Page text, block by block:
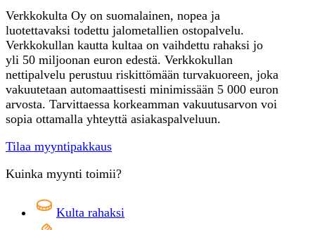
Verkkokulta Oy on suomalainen, nopea ja
luotettavaksi todettu jalometallien ostopalvelu.
Verkkokullan kautta kultaa on vaihdettu rahaksi jo
yli 50 miljoonan euron edestä. Verkkokullan
nettipalvelu perustuu riskittömään turvakuoreen, joka
vakuutetaan automaattisesti minimissään 5 000 euron
arvosta. Tarvittaessa korkeamman vakuutusarvon voi
sopia ottamalla yhteyttä asiakaspalveluun.
Tilaa myyntipakkaus
Kuinka myynti toimii?
Kulta rahaksi